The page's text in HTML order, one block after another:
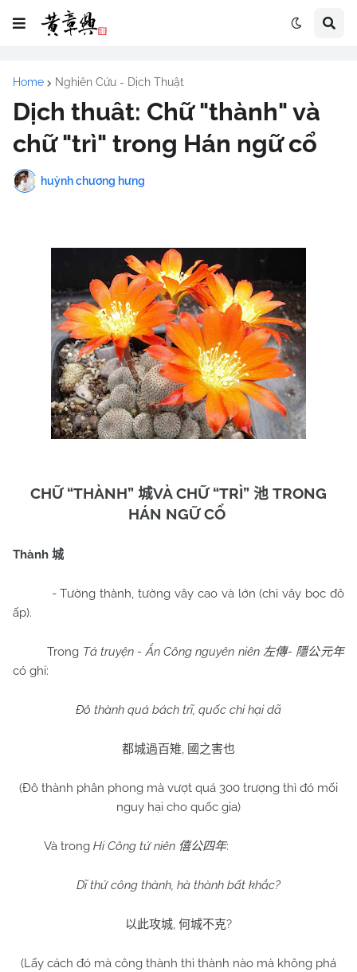
Home Nghiên Cứu - Dịch Thuật
Dịch thuât: Chữ "thành" và
chữ "trì" trong Hán ngữ cổ
huỳnh chương hưng
CHỮ “THÀNH” 城VÀ CHỮ “TRÌ” 池 TRONG
HÁN NGỮ CỔ
Thành 城
- Tường thành, tường vây cao và lớn (chỉ vây bọc đô
ấp).
Trong Tả truyện - Ẩn Công nguyên niên左傳- 隱公元年
có ghi:
Đô thành quá bách trĩ, quốc chi hại dã
都城過百雉, 國之害也
(Đô thành phân phong mà vượt quá 300 trượng thì đó mối
nguy hại cho quốc gia)
Và trong Hi Công tứ niên 僖公四年:
Dĩ thử công thành, hà thành bất khắc?
以此攻城, 何城不克?
(Lấy cách đó mà công thành thì thành nào mà không phá